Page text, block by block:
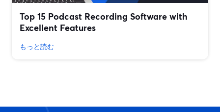
Top 15 Podcast Recording Software with
Excellent Features
もっと読む